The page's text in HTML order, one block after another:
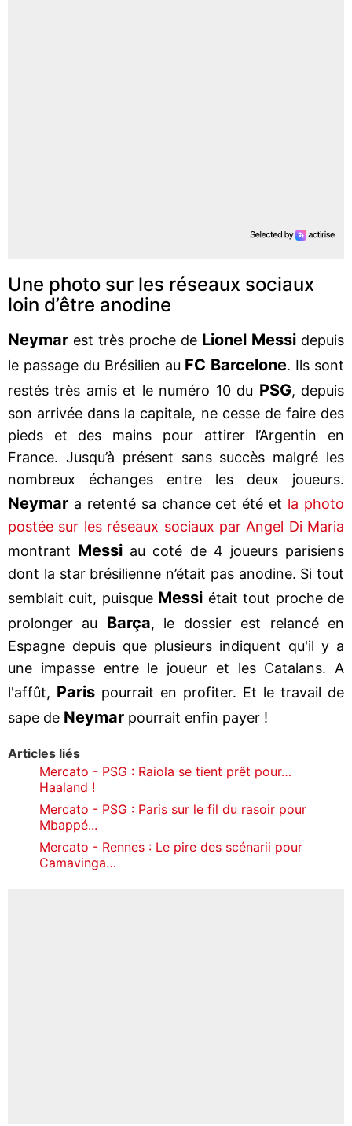
Une photo sur les réseaux sociaux
loin d’être anodine
Neymar est très proche de Lionel Messi depuis
le passage du Brésilien au FC Barcelone. Ils sont
restés très amis et le numéro 10 du PSG, depuis
son arrivée dans la capitale, ne cesse de faire des
pieds et des mains pour attirer l’Argentin en
France. Jusqu’à présent sans succès malgré les
nombreux échanges entre les deux joueurs.
Neymar a retenté sa chance cet été et la photo
postée sur les réseaux sociaux par Angel Di Maria
montrant Messi au coté de 4 joueurs parisiens
dont la star brésilienne n’était pas anodine. Si tout
semblait cuit, puisque Messi était tout proche de
prolonger au Barça, le dossier est relancé en
Espagne depuis que plusieurs indiquent qu'il y a
une impasse entre le joueur et les Catalans. A
l'affût, Paris pourrait en profiter. Et le travail de
sape de Neymar pourrait enfin payer !
Articles liés
Mercato - PSG : Raiola se tient prêt pour…
Haaland !
Mercato - PSG : Paris sur le fil du rasoir pour
Mbappé...
Mercato - Rennes : Le pire des scénarii pour
Camavinga…